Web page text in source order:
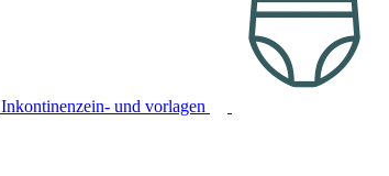
Inkontinenzein- und vorlagen